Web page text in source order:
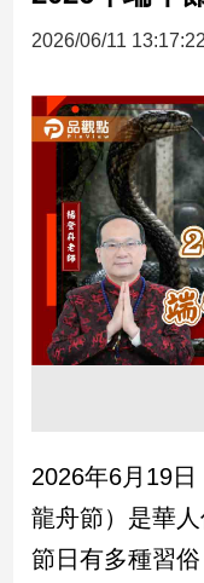
財
新
聞
經/
股
產
點
政
治
2026/06/11 13:17:22
2026年6月19日
龍舟節）是華
節日有多種習